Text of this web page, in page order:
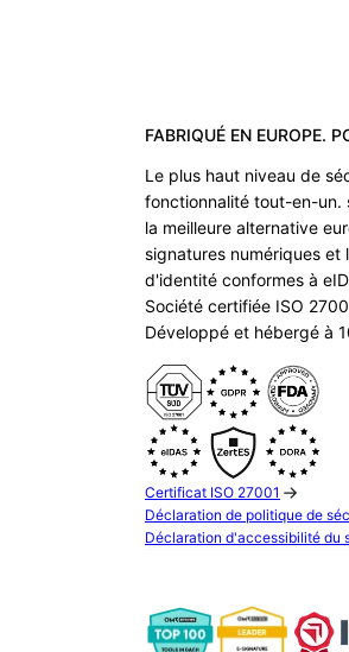
FABRIQUÉ EN EUROPE.
Le plus haut niveau de
fonctionnalité tout-en-un.
la meilleure alternative
signatures numériques et
d'identité conformes à
Société certifiée ISO
Développé et hébergé à
Certificat ISO 27001
Déclaration de politique de
Déclaration d'accessibilité du